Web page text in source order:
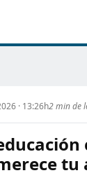
· 13:26h2 min de
tu